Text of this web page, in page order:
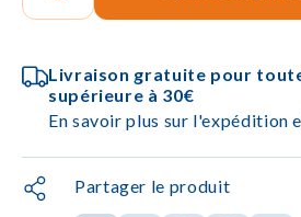
Livraison gratuite pour
supérieure à 30€
En savoir plus sur l'expédition
Partager le produit